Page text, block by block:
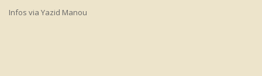
Infos via Yazid Manou